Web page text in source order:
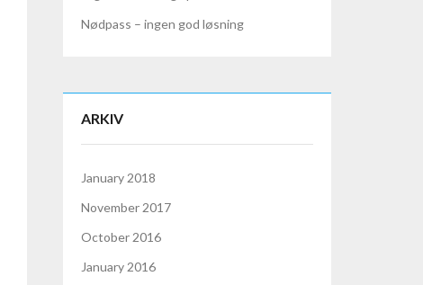
Nødpass – ingen god løsning
ARKIV
January 2018
November 2017
October 2016
January 2016